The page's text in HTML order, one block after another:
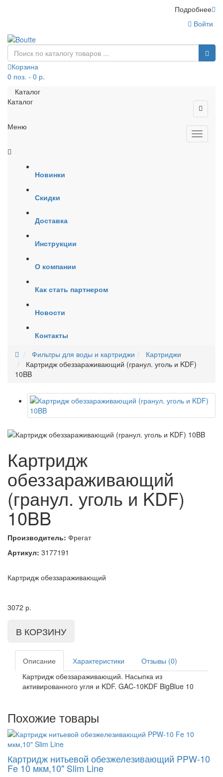
Подробнее
Войти
Корзина
0 поз. - 0 р.
Каталог
Каталог
Меню
Новинки
Скидки
Доставка
Инструкции
О компании
Как стать партнером
Новости
Контакты
Фильтры для воды и картриджи
Картриджи
Картридж обеззараживающий (гранул. уголь и KDF)
10BB
Картридж
обеззараживающий
(гранул. уголь и KDF)
10BB
Производитель: Фрегат
Артикул: 3177191
Картридж обеззараживающий
3072 р.
Описание Характеристики
Отзывы (0)
Картридж обеззараживающий. Насыпка из
активированного угля и KDF. GAC-10KDF BigBlue 10
Похожие товары
Картридж нитьевой обезжелезивающий PPW-10
Fe 10 мкм,10" Slim Line